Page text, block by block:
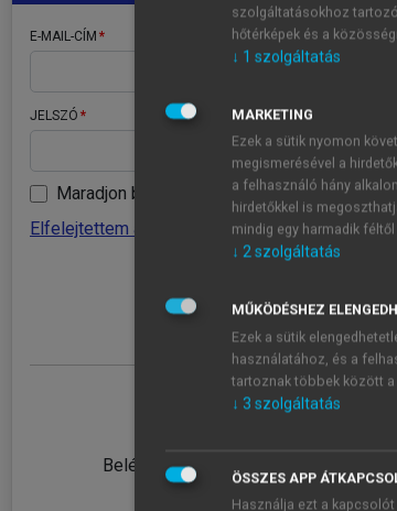
E-MAIL-CÍM
JELSZÓ
Maradjon belépve
Elfelejtettem a jelszavamat
Belépés intézményi azonosítóval
szolgáltatásokhoz
hőtérképek és a
↓ 1 szolgáltatás
MARKETING
Ezek a sütik nyomon
megismerésével a
a felhasználó hány
hirdetőkkel is
mindig egy harmadik
↓ 2szolgáltatás
MŰKÖDÉSHEZ
Ezek a sütik
használatához, és a
tartoznak többek között
↓ 3 szolgáltatás
ÖSSZES APP
Használja ezt a